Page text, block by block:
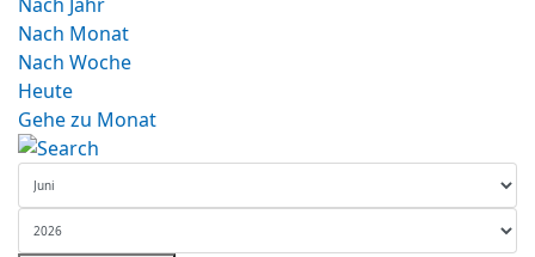
Nach Monat
Nach Woche
Heute
Gehe zu Monat